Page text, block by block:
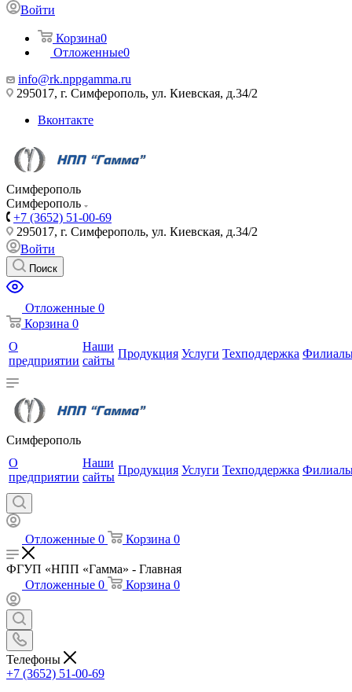
Войти
Корзина0
Отложенные0
info@rk.nppgamma.ru
295017, г. Симферополь, ул. Киевская, д.34/2
Вконтакте
Симферополь
Симферополь
+7 (3652) 51-00-69
295017, г. Симферополь, ул. Киевская, д.34/2
Войти
Поиск
Отложенные 0
Корзина 0
О
предприятии
Наши
сайты
Продукция Услуги Техподдержка
Симферополь
О
предприятии
Наши
сайты
Продукция Услуги Техподдержка
Отложенные 0 Корзина 0
ФГУП «НПП «Гамма» - Главная
Отложенные 0 Корзина 0
Телефоны
+7 (3652) 51-00-69